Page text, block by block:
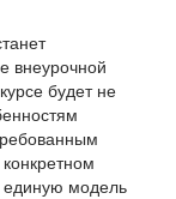
внеурочной
будет не
единую модель